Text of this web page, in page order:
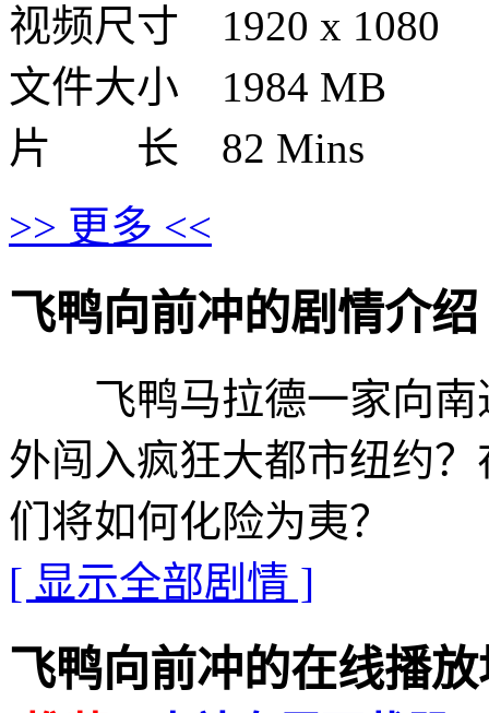
视频尺寸 1920 x 1080
文件大小 1984 MB
片 长 82 Mins
>> 更多 <<
飞鸭向前冲的剧情介绍 ·
飞鸭马拉德一家向南
外闯入疯狂大都市纽约
们将如何化险为夷？
[ 显示全部剧情 ]
飞鸭向前冲的在线播放